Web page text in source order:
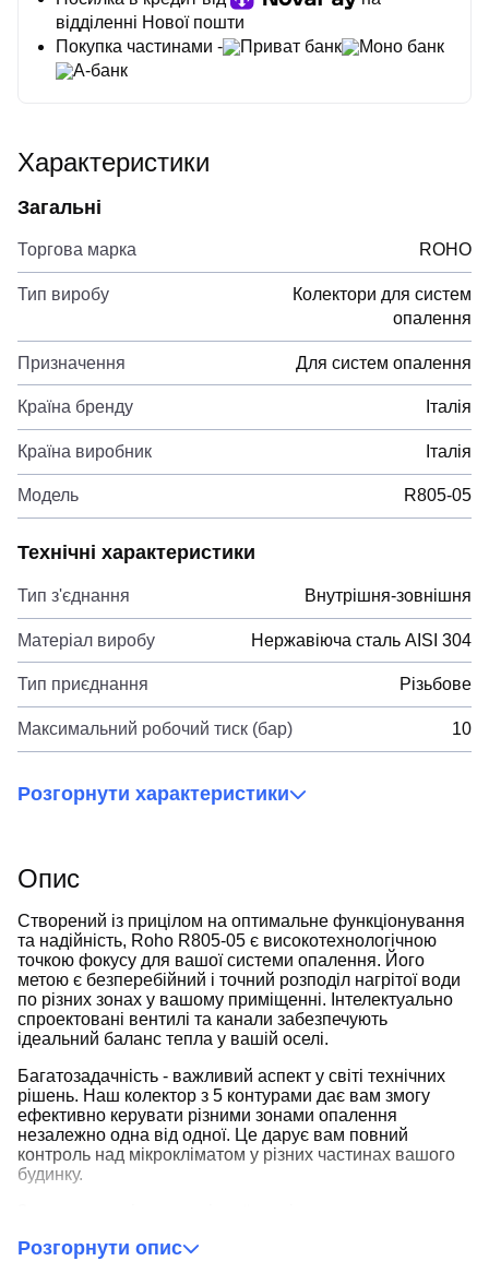
відділенні Нової пошти
Покупка частинами -
Приват банк
Моно банк
А-банк
Характеристики
Загальні
Торгова марка ROHO
Тип виробу
Колектори для систем
опалення
Призначення Для систем опалення
Країна бренду Італія
Країна виробник Італія
Модель R805-05
Технічні характеристики
Тип з'єднання Внутрішня-зовнішня
Матеріал виробу Нержавіюча сталь AISI 304
Тип приєднання Різьбове
Максимальний робочий тиск (бар) 10
Розгорнути характеристики
Опис
Створений із прицілом на оптимальне функціонування
та надійність, Roho R805-05 є високотехнологічною
точкою фокусу для вашої системи опалення. Його
метою є безперебійний і точний розподіл нагрітої води
по різних зонах у вашому приміщенні. Інтелектуально
спроектовані вентилі та канали забезпечують
ідеальний баланс тепла у вашій оселі.
Багатозадачність - важливий аспект у світі технічних
рішень. Наш колектор з 5 контурами дає вам змогу
ефективно керувати різними зонами опалення
незалежно одна від одної. Це дарує вам повний
контроль над мікрокліматом у різних частинах вашого
будинку.
ефективного розподілу тепла. Цей колектор піднімає
Розгорнути опис